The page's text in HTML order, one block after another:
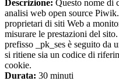
Descrizione: Questo nome di
analisi web open source
proprietari di siti Web a
misurare le prestazioni del
prefisso _pk_ses è seguito da
si ritiene sia un codice di
cookie.
Durata: 30 minuti